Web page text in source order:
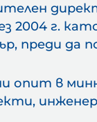
2004 г.
преди да
опит в